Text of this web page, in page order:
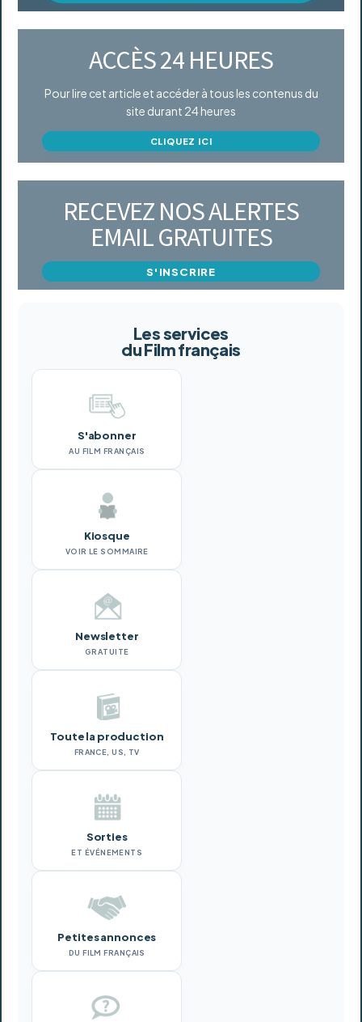
ACCÈS 24 HEURES
Pour lire cet article et accéder à tous les contenus du
site durant 24 heures
CLIQUEZ ICI
RECEVEZ NOS ALERTES
EMAIL GRATUITES
S'INSCRIRE
Les services
du Film français
S'abonner
AU FILM FRANÇAIS
Kiosque
VOIR LE SOMMAIRE
Newsletter
GRATUITE
Toute la production
FRANCE, US, TV
Sorties
ET ÉVÉNEMENTS
Petites annonces
DU FILM FRANÇAIS